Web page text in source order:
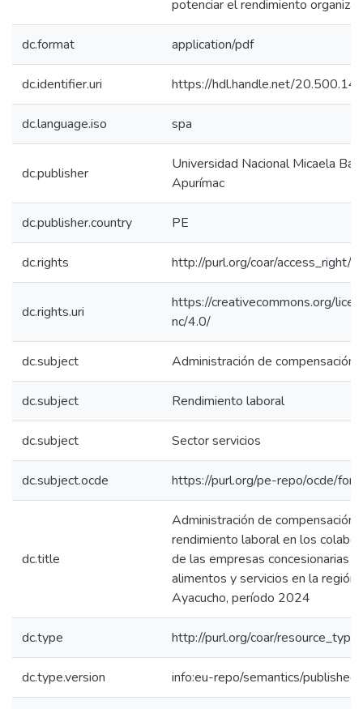
potenciar el rendimiento
dc.format application/pdf
dc.identifier.uri https://hdl.handle.net/
dc.language.iso spa
dc.publisher
Universidad Nacional Micaela
Apurímac
dc.publisher.country PE
dc.rights http://purl.org/coar/access_right/
dc.rights.uri
https://creativecommons.org/
nc/4.0/
dc.subject Administración de compensación
dc.subject Rendimiento laboral
dc.subject Sector servicios
dc.subject.ocde https://purl.org/pe-repo/ocde/
dc.title
Administración de compensación
rendimiento laboral en los
de las empresas concesionarias
alimentos y servicios en la región
Ayacucho, período 2024
dc.type http://purl.org/coar/
dc.type.version info:eu-repo/semantics/